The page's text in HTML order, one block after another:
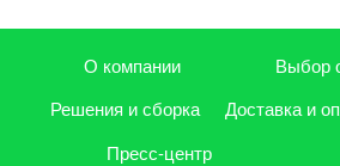
О компании
Выбор
Решения и сборка
Доставка и
Пресс-центр